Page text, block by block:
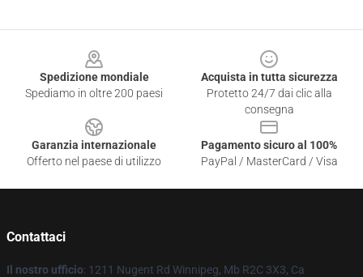
Spedizione mondiale
Spediamo in oltre 200 paesi
Acquista in tutta sicurezza
Protetto 24/7 dai clic alla
consegna
Garanzia internazionale
Offerto nel paese di utilizzo
Pagamento sicuro al 100%
PayPal / MasterCard / Visa
Contattaci
Il nostro ufficio: 1211 Nugent Rd Winnipeg, Mb R2C 3X3, Ca